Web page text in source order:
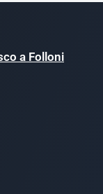
a Folloni